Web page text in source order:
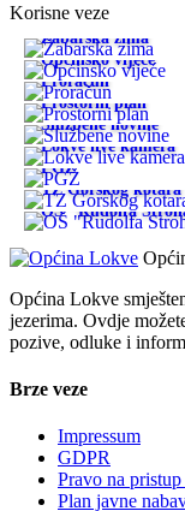
Korisne veze
Žabarska zima
Općinsko vijeće
Proračun
Prostorni plan
Službene novine
Lokve live kamera
PGŽ
TZ Gorskog kotara
OŠ "Rudolfa
Općina Lokve
jezerima. Ovdje
pozive, odluke i
Brze veze
Impressum
GDPR
Pravo na
Plan javne